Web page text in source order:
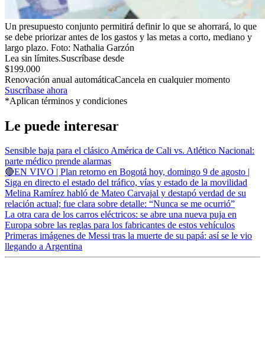
Un presupuesto conjunto permitirá definir lo que se ahorrará, lo que
se debe priorizar antes de los gastos y las metas a corto, mediano y
largo plazo. Foto: Nathalia Garzón
Lea sin límites.Suscríbase desde
$199.000
Renovación anual automáticaCancela en cualquier momento
Suscríbase ahora
*Aplican términos y condiciones
Le puede interesar
Sensible baja para el clásico América de Cali vs. Atlético Nacional:
parte médico prende alarmas
🔴EN VIVO | Plan retorno en Bogotá hoy, domingo 9 de agosto |
Siga en directo el estado del tráfico, vías y estado de la movilidad
Melina Ramírez habló de Mateo Carvajal y destapó verdad de su
relación actual; fue clara sobre detalle: “Nunca se me ocurrió”
La otra cara de los carros eléctricos: se abre una nueva puja en
Europa sobre las reglas para los fabricantes de estos vehículos
Primeras imágenes de Messi tras la muerte de su papá: así se le vio
llegando a Argentina